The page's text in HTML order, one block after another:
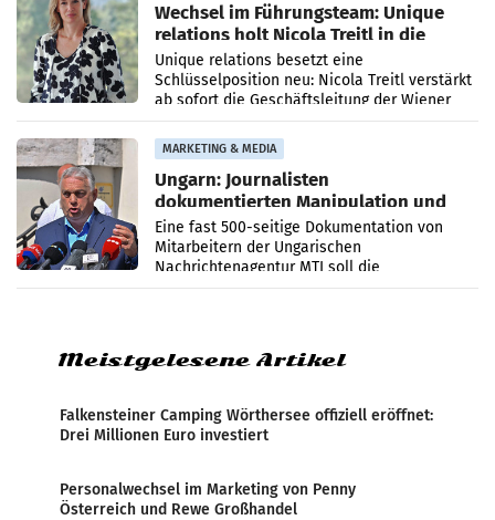
Wechsel im Führungsteam: Unique
relations holt Nicola Treitl in die
Geschäftsleitung
Unique relations besetzt eine
Schlüsselposition neu: Nicola Treitl verstärkt
ab sofort die Geschäftsleitung der Wiener
PR-Agentur an der Seite von Josef Kalina und
Anna Kalina-Mahr.
MARKETING & MEDIA
Ungarn: Journalisten
dokumentierten Manipulation und
Zensur
Eine fast 500-seitige Dokumentation von
Mitarbeitern der Ungarischen
Nachrichtenagentur MTI soll die
systematische Nachrichten-Manipulation und
Meistgelesene Artikel
Falkensteiner Camping Wörthersee offiziell eröffnet:
Drei Millionen Euro investiert
Personalwechsel im Marketing von Penny
Österreich und Rewe Großhandel